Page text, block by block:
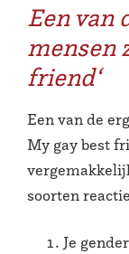
Een van
mensen
friend‘
Een van de
My gay best
soorten
Je